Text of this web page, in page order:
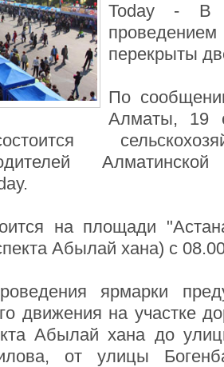
Today - В
перекрыты
По
Алматы, 19
на площади
Абылай хана) с
ярмарки
движения на участке
Абылай хана до
от улицы